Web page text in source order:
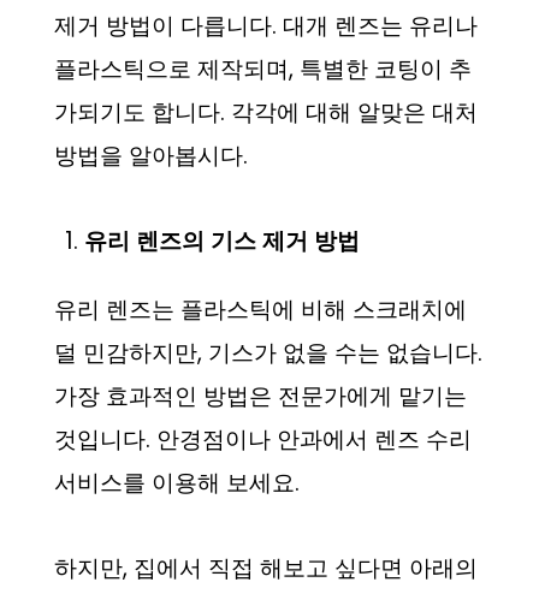
제거 방법이 다릅니다. 대개 렌즈는 유리나
플라스틱으로 제작되며, 특별한 코팅이 추
가되기도 합니다. 각각에 대해 알맞은 대처
방법을 알아봅시다.
유리 렌즈의 기스 제거 방법
유리 렌즈는 플라스틱에 비해 스크래치에
덜 민감하지만, 기스가 없을 수는 없습니다.
가장 효과적인 방법은 전문가에게 맡기는
것입니다. 안경점이나 안과에서 렌즈 수리
서비스를 이용해 보세요.
하지만, 집에서 직접 해보고 싶다면 아래의